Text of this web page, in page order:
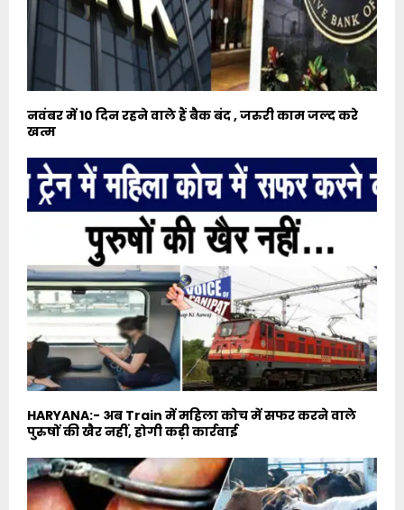
नवंबर में 10 दिन रहने वाले हैं बैक बंद , जरुरी काम जल्द करे
खत्म
HARYANA:- अब Train में महिला कोच में सफर करने वाले
पुरुषों की खैर नहीं, होगी कड़ी कार्रवाई